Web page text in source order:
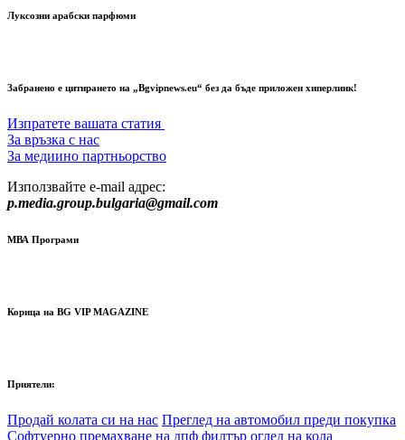
Луксозни арабски парфюми
Забранено е цитирането на „Bgvipnews.eu“ без да бъде приложен хиперлинк!
Изпратете вашата статия
За връзка с нас
За медиино партньорство
Използвайте e-mail адрес:
p.media.group.bulgaria@gmail.com
МВА Програми
Корица на BG VIP MAGAZINE
Приятели:
Продай колата си на нас Преглед на автомобил преди покупка
Софтуерно премахване на дпф филтър оглед на кола